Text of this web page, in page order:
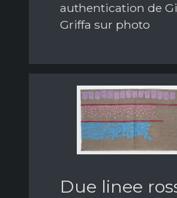
authentication de
Griffa sur photo
Due linee